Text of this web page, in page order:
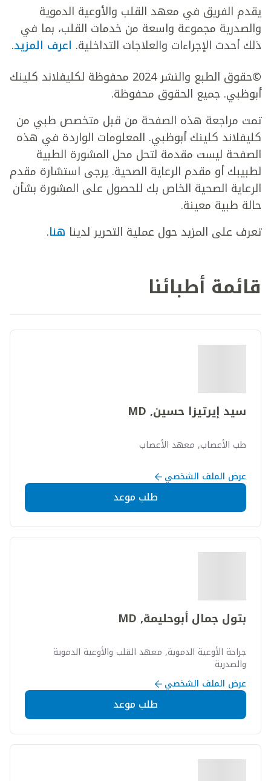
يقدم الفريق في معهد القلب والأوعية الدموية
والصدرية مجموعة واسعة من خدمات القلب، بما في
ذلك أحدث الإجراءات والعلاجات التداخلية. اعرف المزيد.
©حقوق الطبع والنشر 2024 محفوظة لكليفلاند كلينك
أبوظبي. جميع الحقوق محفوظة.
تمت مراجعة هذه الصفحة من قبل متخصص طبي من
كليفلاند كلينك أبوظبي. المعلومات الواردة في هذه
الصفحة ليست مقدمة لتحل محل المشورة الطبية
لطبيبك أو مقدم الرعاية الصحية. يرجى استشارة مقدم
الرعاية الصحية الخاص بك للحصول على المشورة بشأن
حالة طبية معينة.
تعرف على المزيد حول عملية التحرير لدينا هنا.
قائمة أطبائنا
سيد إيرتيزا حسين, MD
طب الأعصاب, معهد الأعصاب
عرض الملف الشخصي
طلب موعد
بتول جمال أبوحليمة, MD
جراحة الأوعية الدموية, معهد القلب والأوعية الدموية
والصدرية
عرض الملف الشخصي
طلب موعد